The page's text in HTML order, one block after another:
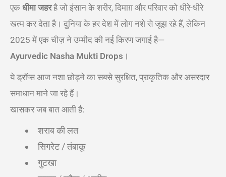
एक धीमा जहरहै जो इंसान के शरीर, दिमाग़ और परिवार को धीरे-धीरे
खत्म कर देता है। दुनिया के हर देश में लोग नशे से जूझ रहे हैं, लेकिन
2025 में एक चीज़ ने उम्मीद की नई किरण जगाई है—
Ayurvedic Nasha Mukti Drops ।
ये ड्रॉप्स आज नशा छोड़ने का सबसे सुरक्षित, प्राकृतिक और असरदार
समाधान माने जा रहे हैं।
खासकर जब बात आती है:
शराब की लत
सिगरेट / तंबाकू
गुटखा